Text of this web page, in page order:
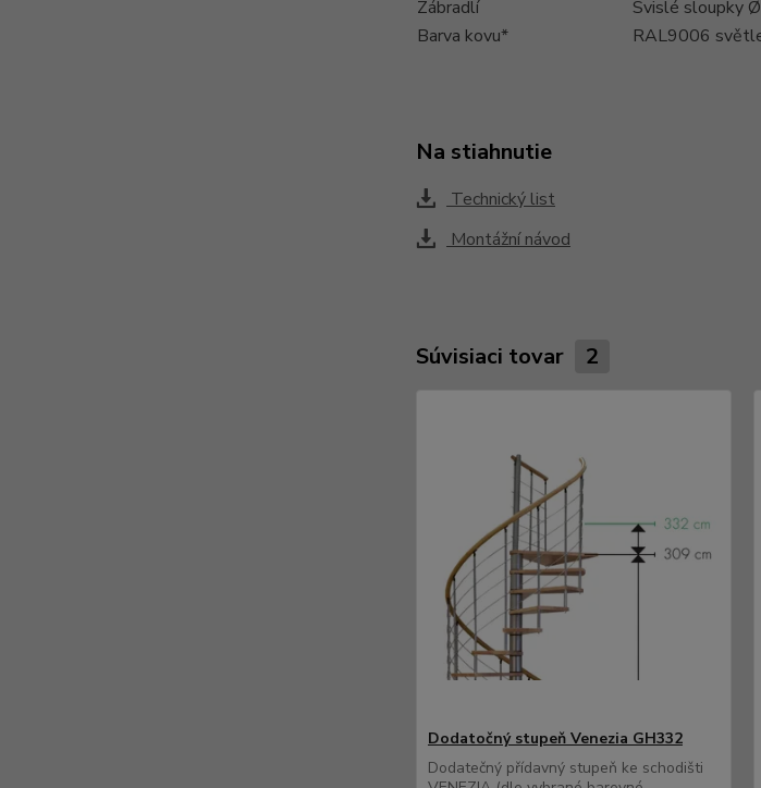
Zábradlí
Svislé sloupky
Barva kovu*
RAL9006
Na stiahnutie
Technický list
Montážní návod
Súvisiaci tovar 2
Dodatočný stupeň Venezia GH332
Dodatečný přídavný stupeň ke schodišti